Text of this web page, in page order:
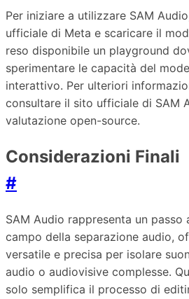
Per iniziare a utilizzare SAM
ufficiale di Meta e scaricare il
reso disponibile un playground
sperimentare le capacità del
interattivo. Per ulteriori
consultare il sito ufficiale di SAM
valutazione open-source.
Considerazioni Finali
#
SAM Audio rappresenta un
campo della separazione audio,
versatile e precisa per isolare
audio o audiovisive complesse.
solo semplifica il processo di